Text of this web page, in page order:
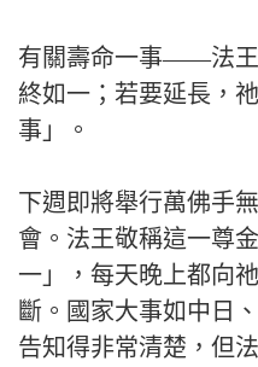
有關壽命一事——法王
終如一；若要延長，
事」。
下週即將舉行萬佛手
會。法王敬稱這一尊
一」，每天晚上都向
斷。國家大事如中日
告知得非常清楚，但